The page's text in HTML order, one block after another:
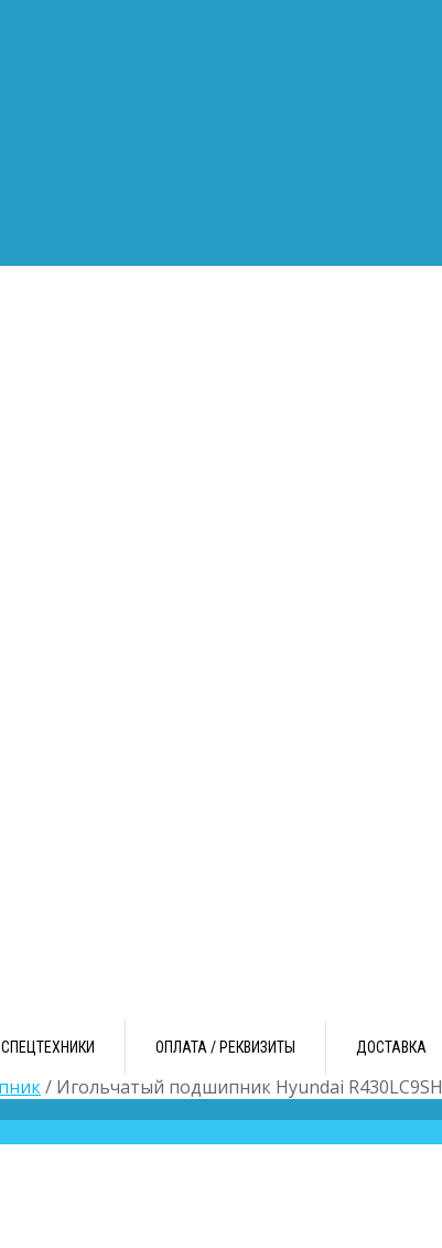
ОПЛАТА / РЕКВИЗИТЫ ДОСТАВКА
/ Игольчатый подшипник Hyundai R430LC9SH